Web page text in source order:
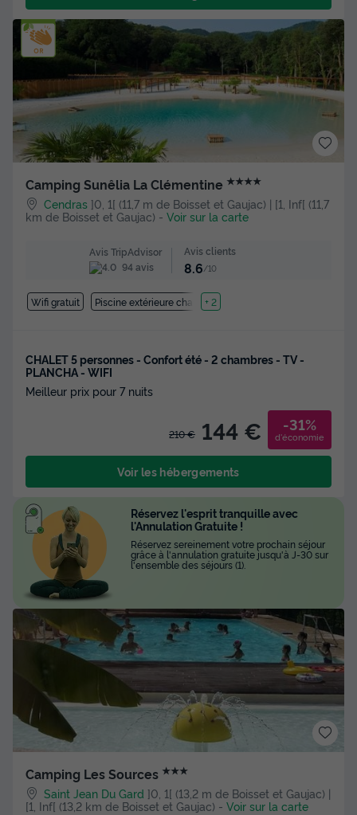
Camping Sunêlia La Clémentine ★★★★
Cendras ]0, 1[ (11,7 m de Boisset et Gaujac) | [1, Inf[ (11,7
km de Boisset et Gaujac) - Voir sur la carte
Avis TripAdvisor
94 avis
Avis clients
8.6/10
Wifi gratuit Piscine extérieure chauffée
+ 2
CHALET 5 personnes - Confort été - 2 chambres - TV -
PLANCHA - WIFI
Meilleur prix pour 7 nuits
210 € 144 € -31%
d'économie
Voir les hébergements
Camping Les Sources ★★★
Saint Jean Du Gard ]0, 1[ (13,2 m de Boisset et Gaujac) |
[1, Inf[ (13,2 km de Boisset et Gaujac) - Voir sur la carte
Réservez l'esprit tranquille avec
l'Annulation Gratuite !
Réservez sereinement votre prochain séjour
grâce à l'annulation gratuite jusqu'à J-30 sur
l'ensemble des séjours (1).